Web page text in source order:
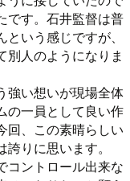
です。石井監督は普
いう感じですが、
別人のようになりま
強い想いが現場全体
の一員として良い作
回、この素晴らしい
りに思います。
コントロール出来な